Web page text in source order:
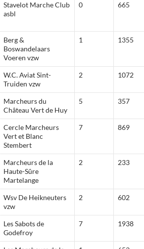
Stavelot Marche Club
asbl
0 665
Berg &
Boswandelaars
Voeren vzw
1 1355
W.C. Aviat Sint-
Truiden vzw
2 1072
Marcheurs du
Château Vert de Huy
5 357
Cercle Marcheurs
Vert et Blanc
Stembert
7 869
Marcheurs de la
Haute-Sûre
Martelange
2 233
Wsv De Heikneuters
vzw
2 602
Les Sabots de
Godefroy
7 1938